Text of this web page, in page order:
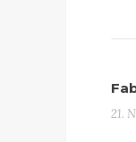
21.